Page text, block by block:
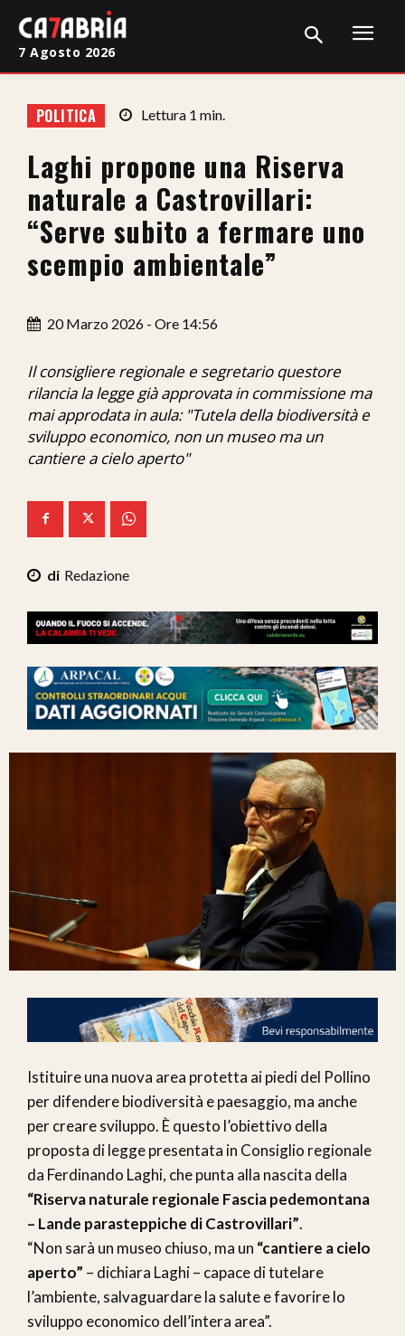
Cronaca
Giudiziaria
Politica
Sport
Sanità
Economia
Ita-Mondo
C7 Play
We Calabria
Mix Zone
7 Agosto 2026
POLITICA Lettura 1 min.
Laghi propone una Riserva
naturale a Castrovillari:
“Serve subito a fermare uno
scempio ambientale”
20 Marzo 2026 - Ore 14:56
Il consigliere regionale e segretario questore
rilancia la legge già approvata in commissione ma
mai approdata in aula: "Tutela della biodiversità e
sviluppo economico, non un museo ma un
cantiere a cielo aperto"
Redazione
Istituire una nuova area protetta ai piedi del Pollino
per difendere biodiversità e paesaggio, ma anche
per creare sviluppo. È questo l’obiettivo della
proposta di legge presentata in Consiglio regionale
da Ferdinando Laghi, che punta alla nascita della
“Riserva naturale regionale Fascia pedemontana
– Lande parasteppiche di Castrovillari”.
“Non sarà un museo chiuso, ma un “cantiere a cielo
aperto” – dichiara Laghi – capace di tutelare
l’ambiente, salvaguardare la salute e favorire lo
sviluppo economico dell’intera area”.